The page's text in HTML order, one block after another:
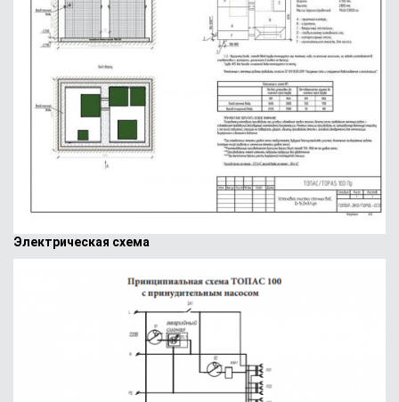
Электрическая схема